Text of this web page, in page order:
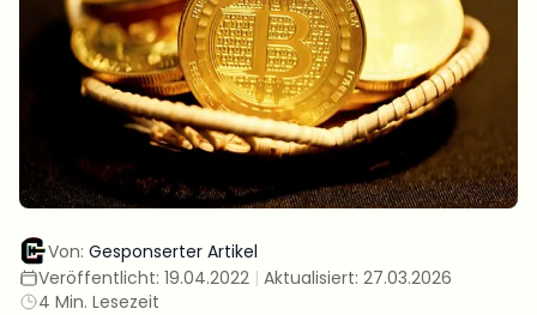
Von: Gesponserter Artikel
Veröffentlicht: 19.04.2022 | Aktualisiert: 27.03.2026
4 Min. Lesezeit